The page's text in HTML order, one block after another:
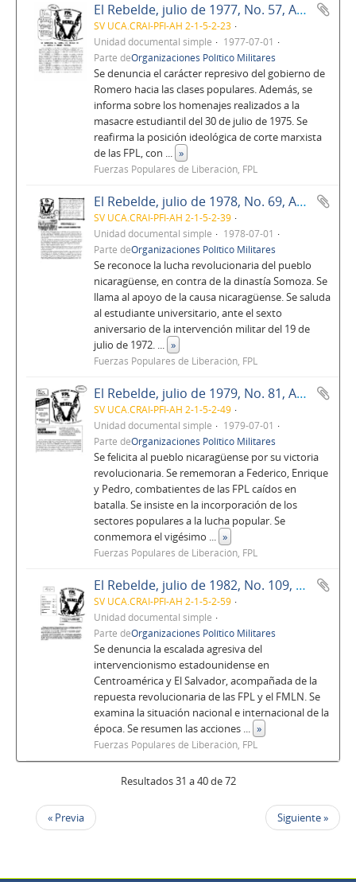
El Rebelde, julio de 1977, No. 57, Año 5
SV UCA.CRAI-PFI-AH 2-1-5-2-23
Unidad documental simple
1977-07-01
Parte deOrganizaciones Político Militares
Se denuncia el carácter represivo del gobierno de
Romero hacia las clases populares. Además, se
informa sobre los homenajes realizados a la
masacre estudiantil del 30 de julio de 1975. Se
reafirma la posición ideológica de corte marxista
de las FPL, con ... »
Fuerzas Populares de Liberación, FPL
El Rebelde, julio de 1978, No. 69, Año 6
SV UCA.CRAI-PFI-AH 2-1-5-2-39
Unidad documental simple
1978-07-01
Parte deOrganizaciones Político Militares
Se reconoce la lucha revolucionaria del pueblo
nicaragüense, en contra de la dinastía Somoza. Se
llama al apoyo de la causa nicaragüense. Se saluda
al estudiante universitario, ante el sexto
aniversario de la intervención militar del 19 de
julio de 1972. ... »
Fuerzas Populares de Liberación, FPL
El Rebelde, julio de 1979, No. 81, Año 7
SV UCA.CRAI-PFI-AH 2-1-5-2-49
Unidad documental simple
1979-07-01
Parte deOrganizaciones Político Militares
Se felicita al pueblo nicaragüense por su victoria
revolucionaria. Se rememoran a Federico, Enrique
y Pedro, combatientes de las FPL caídos en
batalla. Se insiste en la incorporación de los
sectores populares a la lucha popular. Se
conmemora el vigésimo ... »
Fuerzas Populares de Liberación, FPL
El Rebelde, julio de 1982, No. 109, Año 10
SV UCA.CRAI-PFI-AH 2-1-5-2-59
Unidad documental simple
Parte deOrganizaciones Político Militares
Se denuncia la escalada agresiva del
intervencionismo estadounidense en
Centroamérica y El Salvador, acompañada de la
repuesta revolucionaria de las FPL y el FMLN. Se
examina la situación nacional e internacional de la
época. Se resumen las acciones ... »
Fuerzas Populares de Liberación, FPL
Resultados 31 a 40 de 72
« Previa Siguiente »